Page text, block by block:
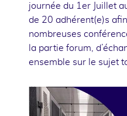
journée du 1er Juillet
de 20 adhérent(e)s
nombreuses
la partie forum,
ensemble sur le sujet